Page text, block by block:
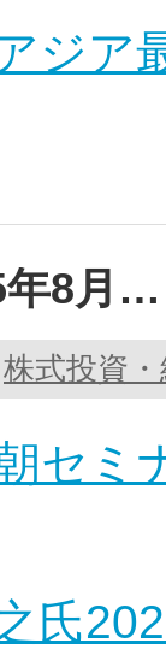
ジ
年8月…
株式投資
朝セ
氏